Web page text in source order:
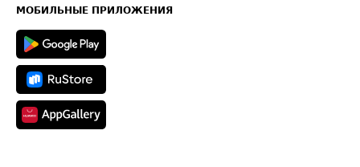
Техническая информация
МОБИЛЬНЫЕ ПРИЛОЖЕНИЯ